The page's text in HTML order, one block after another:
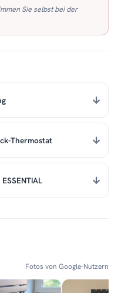
Sie selbst bei der
Thermostat
Fotos von Google-Nutzern